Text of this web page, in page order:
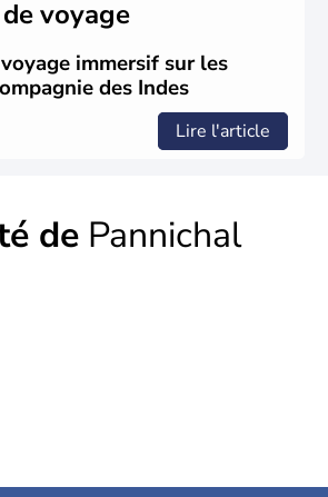
sous la domination de l'empire
l'obtention de son indépendance en
mausolée construit par un empereur
épouse, a été édifié dans les années
considéré comme l'une des 7
voyage
immersif sur les
des Indes
Lire l'article
de Pannichal